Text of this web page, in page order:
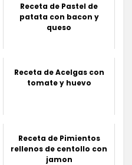
Receta de Pastel de
patata con bacon y
queso
Receta de Acelgas con
tomate y huevo
Receta de Pimientos
rellenos de centollo con
jamon